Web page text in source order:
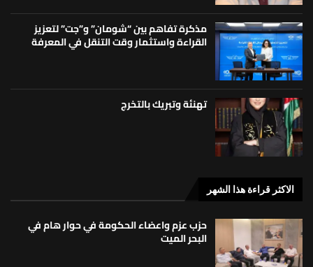
مذكرة تفاهم بين “شومان” و”جت” لتعزيز
القراءة واستثمار وقت التنقل في المعرفة
تهنئة وتبريك بالتخرج
الاكثر قراءة هذا الشهر
حزب عزم واعضاء الحكومة في حوار هام في
البحر الميت